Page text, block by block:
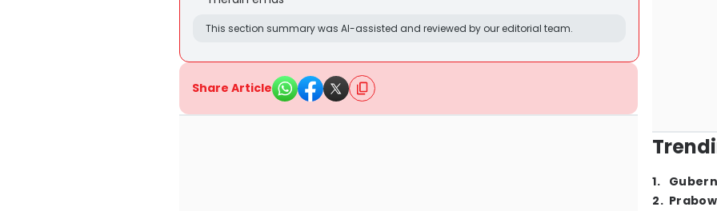
This section summary was AI-assisted and reviewed by our editorial team.
Share Article
1.
2.